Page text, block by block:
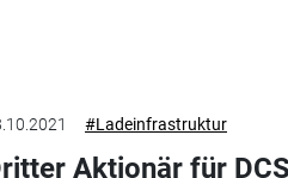
#Ladeinfrastruktur
Aktionär für